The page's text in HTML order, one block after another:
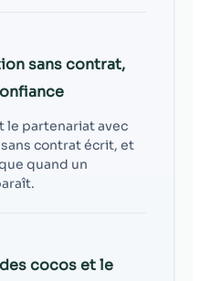
sans contrat,
le partenariat avec
contrat écrit, et
quand un
cocos et le